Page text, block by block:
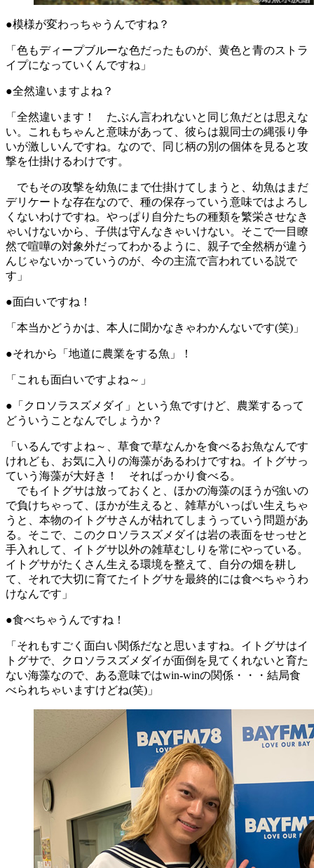
●模様が変わっちゃうんですね？
「色もディープブルーな色だったものが、黄色と青のストラ
イプになっていくんですね」
●全然違いますよね？
「全然違います！ たぶん言われないと同じ魚だとは思えな
い。これもちゃんと意味があって、彼らは親同士の縄張り争
いが激しいんですね。なので、同じ柄の別の個体を見ると攻
撃を仕掛けるわけです。
でもその攻撃を幼魚にまで仕掛けてしまうと、幼魚はまだ
デリケートな存在なので、種の保存っていう意味ではよろし
くないわけですね。やっぱり自分たちの種類を繁栄させなき
ゃいけないから、子供は守んなきゃいけない。そこで一目瞭
然で喧嘩の対象外だってわかるように、親子で全然柄が違う
んじゃないかっていうのが、今の主流で言われている説で
す」
●面白いですね！
「本当かどうかは、本人に聞かなきゃわかんないです(笑)」
●それから「地道に農業をする魚」！
「これも面白いですよね～」
●「クロソラスズメダイ」という魚ですけど、農業するって
どういうことなんでしょうか？
「いるんですよね～、草食で草なんかを食べるお魚なんです
けれども、お気に入りの海藻があるわけですね。イトグサっ
ていう海藻が大好き！ そればっかり食べる。
でもイトグサは放っておくと、ほかの海藻のほうが強いの
で負けちゃって、ほかが生えると、雑草がいっぱい生えちゃ
うと、本物のイトグサさんが枯れてしまうっていう問題があ
る。そこで、このクロソラスズメダイは岩の表面をせっせと
手入れして、イトグサ以外の雑草むしりを常にやっている。
イトグサがたくさん生える環境を整えて、自分の畑を耕し
て、それで大切に育てたイトグサを最終的には食べちゃうわ
けなんです」
●食べちゃうんですね！
「それもすごく面白い関係だなと思いますね。イトグサはイ
トグサで、クロソラスズメダイが面倒を見てくれないと育た
ない海藻なので、ある意味ではwin-winの関係・・・結局食
べられちゃいますけどね(笑)」